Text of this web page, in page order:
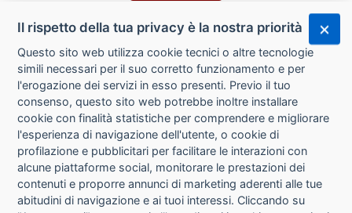
CHI SIAMO
CONTATTI
Il rispetto della tua privacy è la nostra priorità
Questo sito web utilizza cookie tecnici o altre tecnologie
simili necessari per il suo corretto funzionamento e per
l'erogazione dei servizi in esso presenti. Previo il tuo
consenso, questo sito web potrebbe inoltre installare
cookie con finalità statistiche per comprendere e migliorare
l'esperienza di navigazione dell'utente, o cookie di
profilazione e pubblicitari per facilitare le interazioni con
alcune piattaforme social, monitorare le prestazioni dei
contenuti e proporre annunci di marketing aderenti alle tue
abitudini di navigazione e ai tuoi interessi. Cliccando su